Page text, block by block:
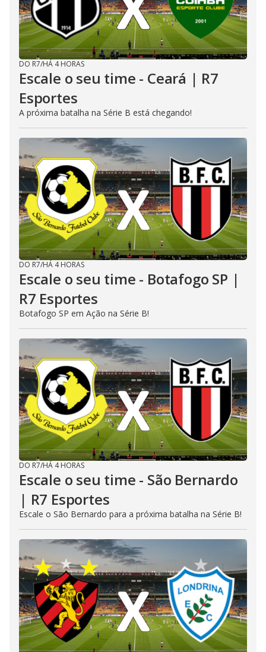
DO R7/HÁ 4 HORAS
Escale o seu time - Ceará | R7
Esportes
A próxima batalha na Série B está chegando!
DO R7/HÁ 4 HORAS
Escale o seu time - Botafogo SP |
R7 Esportes
Botafogo SP em Ação na Série B!
DO R7/HÁ 4 HORAS
Escale o seu time - São Bernardo
| R7 Esportes
Escale o São Bernardo para a próxima batalha na Série B!